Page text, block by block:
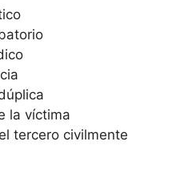
la víctima
tercero civilmente